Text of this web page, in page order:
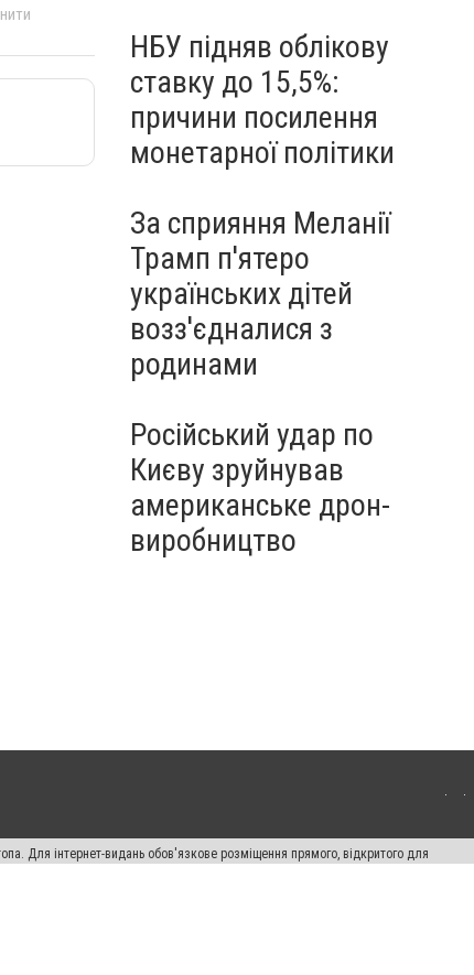
НБУ підняв облікову
ставку до 15,5%:
причини посилення
монетарної політики
За сприяння Меланії
Трамп п'ятеро
українських дітей
возз'єдналися з
родинами
Російський удар по
Києву зруйнував
американське дрон-
виробництво
Для інтернет-видань обов'язкове розміщення прямого, відкритого для